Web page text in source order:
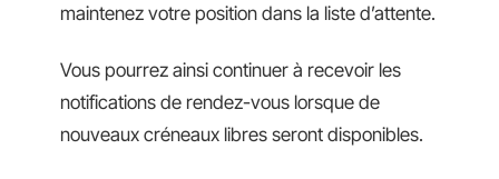
maintenez votre position dans la liste d’attente.
Vous pourrez ainsi continuer à recevoir les
notifications de rendez-vous lorsque de
nouveaux créneaux libres seront disponibles.